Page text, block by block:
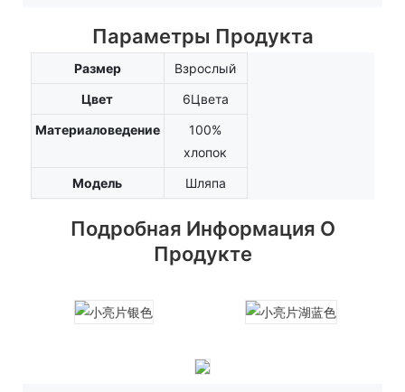
Параметры Продукта
Размер
Взрослый
Цвет
6Цвета
Материаловедение
100%
хлопок
Модель
Шляпа
Подробная Информация О
Продукте